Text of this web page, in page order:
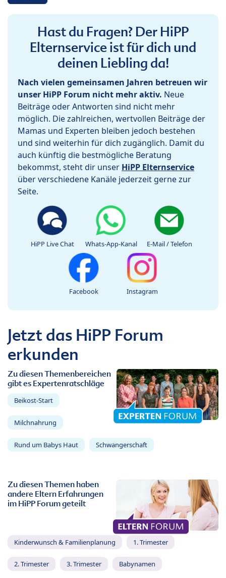
Hast du Fragen? Der HiPP
Elternservice ist für dich und
deinen Liebling da!
Nach vielen gemeinsamen Jahren betreuen wir
unser HiPP Forum nicht mehr aktiv. Neue
Beiträge oder Antworten sind nicht mehr
möglich. Die zahlreichen, wertvollen Beiträge der
Mamas und Experten bleiben jedoch bestehen
und sind weiterhin für dich zugänglich. Damit du
auch künftig die bestmögliche Beratung
bekommst, steht dir unser HiPP Elternservice
über verschiedene Kanäle jederzeit gerne zur
Seite.
HiPP Live Chat Whats-App-Kanal E-Mail / Telefon
Facebook Instagram
Jetzt das HiPP Forum
erkunden
Zu diesen Themenbereichen
gibt es Expertenratschläge
Beikost-Start
Milchnahrung
Rund um Babys Haut Schwangerschaft
Zu diesen Themen haben
andere Eltern Erfahrungen
im HiPP Forum geteilt
Kinderwunsch & Familienplanung 1. Trimester
2. Trimester 3. Trimester Babynamen